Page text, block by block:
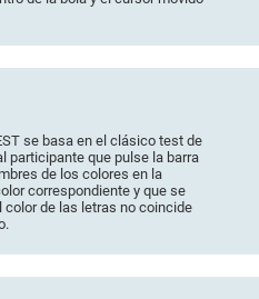
se basa en el clásico test de
participante que pulse la barra
de los colores en la
correspondiente y que se
color de las letras no coincide